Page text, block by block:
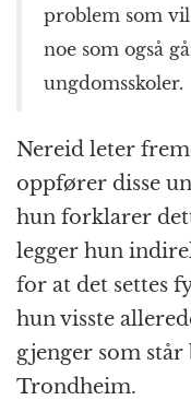
problem som
noe som også
ungdomsskoler.
Nereid leter
oppfører disse
hun forklarer
legger hun
for at det settes
hun visste
gjenger som
Trondheim.